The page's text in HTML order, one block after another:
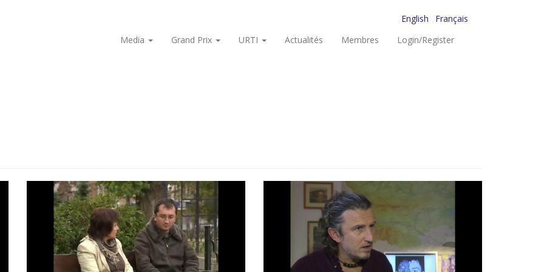
English
Français
Media
Grand Prix URTI Actualités Membres Login/Register